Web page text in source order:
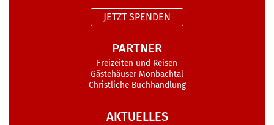
JETZT SPENDEN
PARTNER
Freizeiten und Reisen
Gästehäuser Monbachtal
Christliche Buchhandlung
AKTUELLES